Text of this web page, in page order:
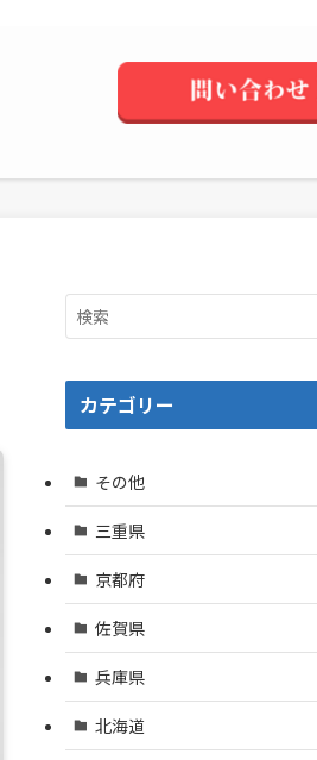
カテゴリー
その他
三重県
京都府
佐賀県
兵庫県
北海道